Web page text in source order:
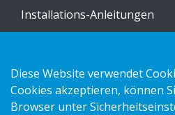
Installations-Anleitungen
Kontakt
Datenschutzerklärung
Diese Website verwendet
Cookies akzeptieren, können
Browser unter